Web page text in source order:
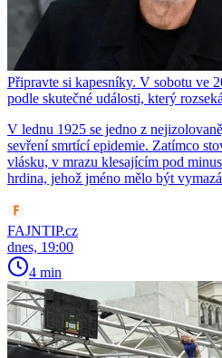
Připravte si kapesníky. V sobotu ve
podle skutečné události, který
V lednu 1925 se jedno z
sevření smrtící epidemie. Zatímco
vlásku, v mrazu klesajícím pod
hrdina, jehož jméno mělo být
FAJNTIP.cz
dnes, 19:00
4 min